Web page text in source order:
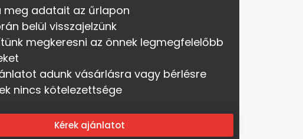
meg adatait az űrlapon
belül visszajelzünk
megkeresni az önnek legmegfelelőbb
adunk vásárlásra vagy bérlésre
nincs kötelezettsége
Kérek ajánlatot